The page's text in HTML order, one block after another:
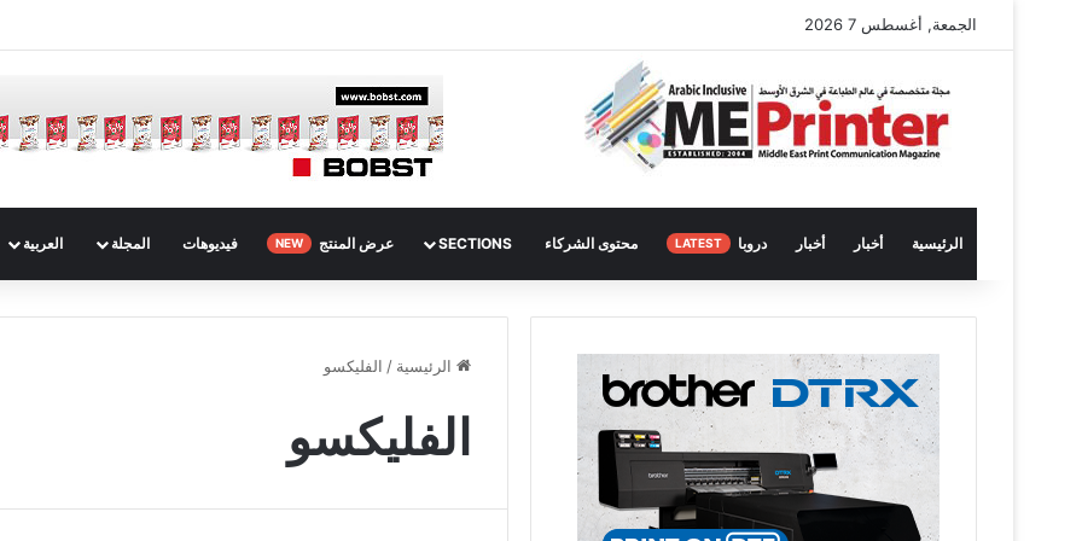
الجمعة, أغسطس 7 2026
الرئيسية أخبار أخبار دروبا LATEST محتوى الشركاء SECTIONS عرض المنتج NEW فيديوهات المجلة العربية
الرئيسية / الفليكسو
الفليكسو